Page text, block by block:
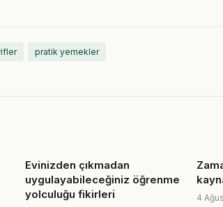
pratik yemekler
Evinizden çıkmadan
uygulayabileceğiniz öğrenme
yolculuğu fikirleri
4